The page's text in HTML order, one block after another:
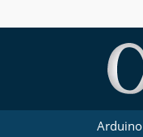
Arduino